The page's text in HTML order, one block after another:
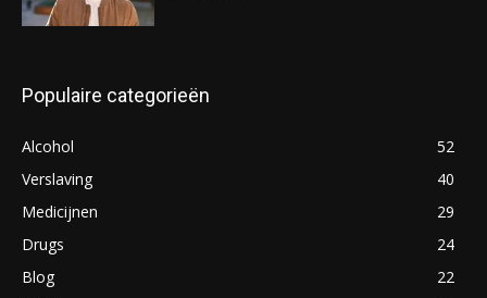
Populaire categorieën
Alcohol
52
Verslaving
40
Medicijnen
29
Drugs
24
Blog
22